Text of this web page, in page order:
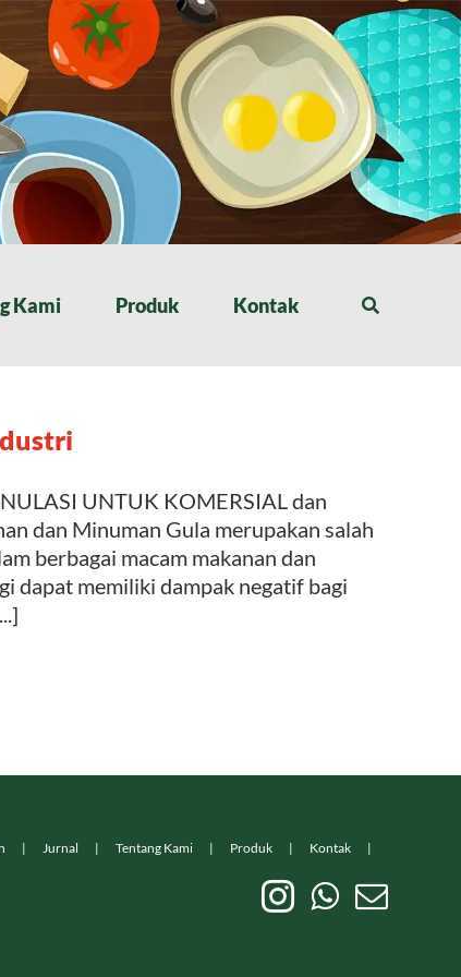
Kami Produk Kontak
UNTUK KOMERSIAL dan
dan Minuman Gula merupakan salah
berbagai macam makanan dan
dapat memiliki dampak negatif bagi
Jurnal Tentang Kami Produk Kontak